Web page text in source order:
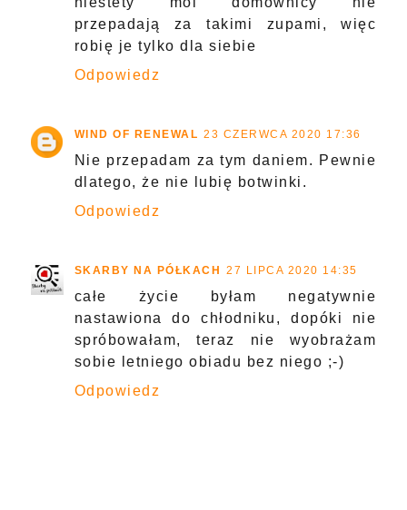
przepadają za takimi zupami, więc
robię je tylko dla siebie
Odpowiedz
WIND OF RENEWAL 23 CZERWCA 2020 17:36
Nie przepadam za tym daniem. Pewnie
dlatego, że nie lubię botwinki.
Odpowiedz
SKARBY NA PÓŁKACH 27 LIPCA 2020 14:35
całe życie byłam negatywnie
nastawiona do chłodniku, dopóki nie
spróbowałam, teraz nie wyobrażam
sobie letniego obiadu bez niego ;-)
Odpowiedz